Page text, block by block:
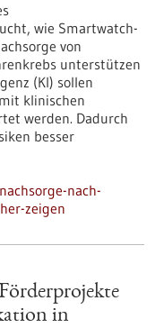
wie Smartwatch-
von
unterstützen
(KI) sollen
klinischen
werden. Dadurch
besser
nach-
zeigen
in